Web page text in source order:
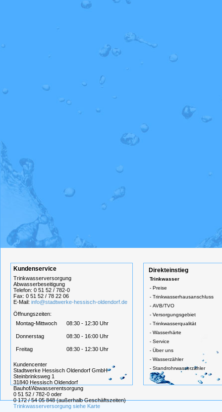
Kundenservice
Trinkwasserversorgung
Abwasserbeseitigung
Telefon: 0 51 52 / 782-0
Fax: 0 51 52 / 78 22 06
E-Mail: info@stadtwerke-hessisch-oldendorf.de
Öffnungszeiten:
Montag-Mittwoch
08:30 - 12:30 Uhr
Donnerstag 08:30 - 16:00 Uhr
Freitag 08:30 - 12:30 Uhr
Kundencenter
Stadtwerke Hessisch Oldendorf GmbH
Steinbrinksweg 1
31840 Hessisch Oldendorf
Bauhof/Abwasserentsorgung
0 51 52 / 782-0 oder
0 172 / 54 05 848 (außerhalb Geschäftszeiten)
Trinkwasserversorgung siehe Karte
Direkteinstieg
Trinkwasser
- Preise
- Trinkwasserhausanschluss
- AVB/TVO
- Versorgungsgebiet
- Trinkwasserqualität
- Wasserhärte
- Service
- Über uns
- Wasserzähler
- Standrohrwasserzähler